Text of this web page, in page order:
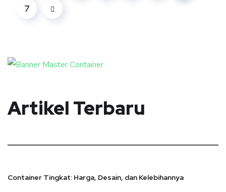
7
Artikel Terbaru
Container Tingkat: Harga, Desain, dan Kelebihannya